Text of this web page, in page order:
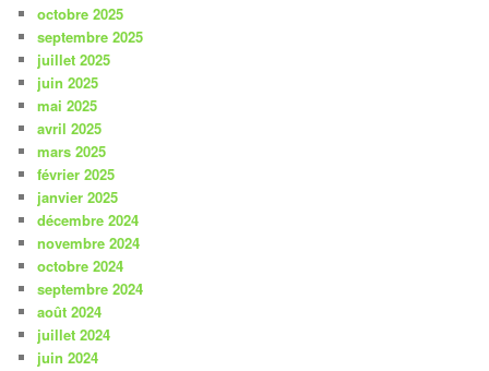
octobre 2025
septembre 2025
juillet 2025
juin 2025
mai 2025
avril 2025
mars 2025
février 2025
janvier 2025
décembre 2024
novembre 2024
octobre 2024
septembre 2024
août 2024
juillet 2024
juin 2024